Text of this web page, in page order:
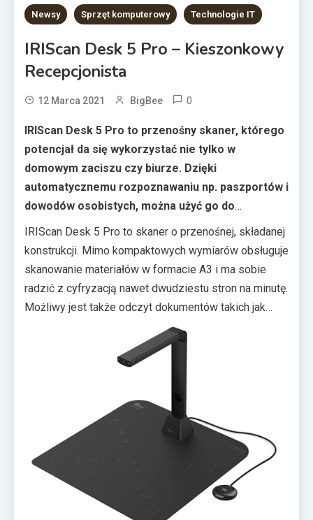
Newsy Sprzęt komputerowy Technologie IT
IRIScan Desk 5 Pro – Kieszonkowy
Recepcjonista
12 Marca 2021 BigBee 0
IRIScan Desk 5 Pro to przenośny skaner, którego
potencjał da się wykorzystać nie tylko w
domowym zaciszu czy biurze. Dzięki
automatycznemu rozpoznawaniu np. paszportów i
dowodów osobistych, można użyć go do
identyfikacji i sczytywania danych m.in. w
hotelowych recepcjach czy placówkach ochrony
zdrowia.
IRIScan Desk 5 Pro to skaner o przenośnej, składanej
konstrukcji. Mimo kompaktowych wymiarów obsługuje
skanowanie materiałów w formacie A3 i ma sobie
radzić z cyfryzacją nawet dwudziestu stron na minutę.
Możliwy jest także odczyt dokumentów takich jak
dowody osobiste i paszporty. To sprawia, że Desk 5
Pro ma szansę sprawdzić się wszędzie tam, gdzie
wprowadzane są dane identyfikacyjne – na